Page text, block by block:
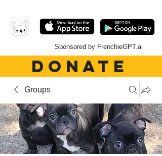
Sponsored by FrenchieGPT.ai
DONATE
Groups